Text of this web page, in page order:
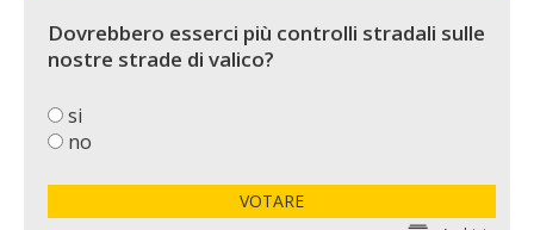
Dovrebbero esserci più controlli stradali sulle
nostre strade di valico?
si
no
VOTARE